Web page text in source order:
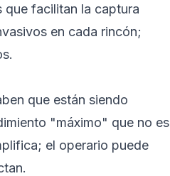
que facilitan la captura
en cada rincón;
que están siendo
"máximo" que no es
el operario puede